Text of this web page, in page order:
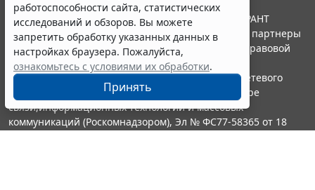
работоспособности сайта, статистических
исследований и обзоров. Вы можете
запретить обработку указанных данных в
настройках браузера. Пожалуйста,
ознакомьтесь с условиями их обработки.
Принять
© ООО "НПП "ГАРАНТ-СЕРВИС", 2026. Система ГАРАНТ
выпускается с 1990 года. Компания "Гарант" и ее партнеры
являются участниками Российской ассоциации правовой
информации ГАРАНТ.
Портал ГАРАНТ.РУ зарегистрирован в качестве сетевого
издания Федеральной службой по надзору в сфере
связи,информационных технологий и массовых
коммуникаций (Роскомнадзором), Эл № ФС77-58365 от 18